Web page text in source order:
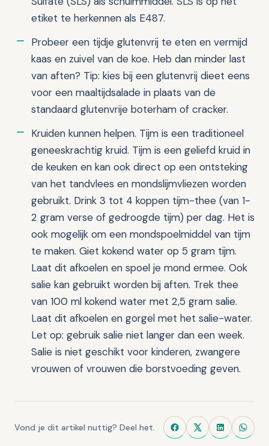
etiket te herkennen als E487.
Probeer een tijdje glutenvrij te eten en vermijd
kaas en zuivel van de koe. Heb dan minder last
van aften? Tip: kies bij een glutenvrij dieet eens
voor een maaltijdsalade in plaats van de
standaard glutenvrije boterham of cracker.
Kruiden kunnen helpen. Tijm is een traditioneel
geneeskrachtig kruid. Tijm is een geliefd kruid in
de keuken en kan ook direct op een ontsteking
van het tandvlees en mondslijmvliezen worden
gebruikt. Drink 3 tot 4 koppen tijm-thee (van 1-
2 gram verse of gedroogde tijm) per dag. Het is
ook mogelijk om een mondspoelmiddel van tijm
te maken. Giet kokend water op 5 gram tijm.
Laat dit afkoelen en spoel je mond ermee. Ook
salie kan gebruikt worden bij aften. Trek thee
van 100 ml kokend water met 2,5 gram salie.
Laat dit afkoelen en gorgel met het salie-water.
Let op: gebruik salie niet langer dan een week.
Salie is niet geschikt voor kinderen, zwangere
vrouwen of vrouwen die borstvoeding geven.
Vond je dit artikel nuttig? Deel het.